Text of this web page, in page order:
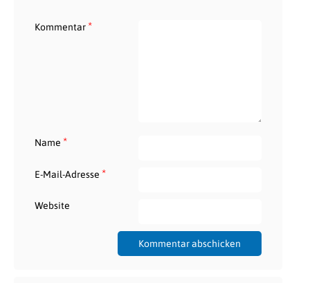
Kommentar*
Name *
E-Mail-Adresse *
Website